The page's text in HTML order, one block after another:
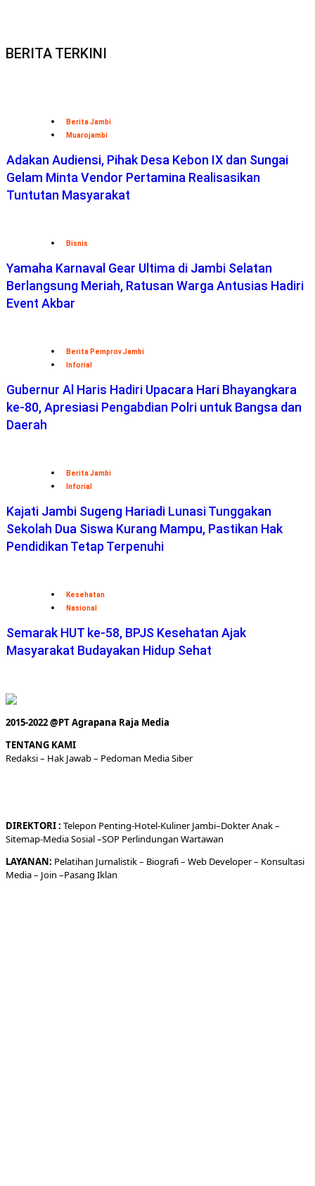
BERITA TERKINI
Berita Jambi
Muarojambi
Adakan Audiensi, Pihak Desa Kebon IX dan Sungai
Gelam Minta Vendor Pertamina Realisasikan
Tuntutan Masyarakat
Bisnis
Yamaha Karnaval Gear Ultima di Jambi Selatan
Berlangsung Meriah, Ratusan Warga Antusias Hadiri
Event Akbar
Berita Pemprov Jambi
Inforial
Gubernur Al Haris Hadiri Upacara Hari Bhayangkara
ke-80, Apresiasi Pengabdian Polri untuk Bangsa dan
Daerah
Berita Jambi
Inforial
Kajati Jambi Sugeng Hariadi Lunasi Tunggakan
Sekolah Dua Siswa Kurang Mampu, Pastikan Hak
Pendidikan Tetap Terpenuhi
Kesehatan
Nasional
Semarak HUT ke-58, BPJS Kesehatan Ajak
Masyarakat Budayakan Hidup Sehat
2015-2022 @PT Agrapana Raja Media
TENTANG KAMI
Redaksi– Hak Jawab – Pedoman Media Siber
DIREKTORI: Telepon Penting-Hotel-KulinerJambi–DokterAnak –
Sitemap-Media Sosial –SOP Perlindungan Wartawan
LAYANAN: Pelatihan Jurnalistik – Biografi– Web Developer– Konsultasi
Media– Join –Pasang Iklan